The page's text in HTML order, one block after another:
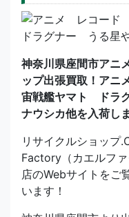
神奈川県座間市アニ
ップ出張買取！ア
宙戦艦ヤマト ドラ
ナウシカ他を入荷し
リサイクルショップ
Factory（カエルフ
店のWebサイトをご
います！